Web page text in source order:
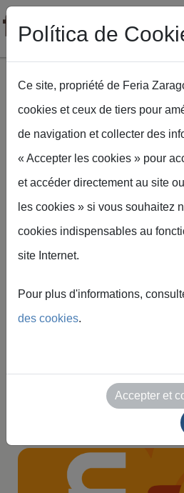
Aller au contenu principal
Fil d'Ariane
FIGAN 2027 renouvelle son
commercialisation des espaces
Feria de Zaragoza
FIGAN 2027
son image et
2026-04-26
Política de
Ce site, propriété de Feria
cookies et ceux de tiers pour
de navigation et collecter des
« Accepter les cookies » pour
et accéder directement au site
les cookies » si vous souhaitez
cookies indispensables au
site Internet.
Pour plus d'informations,
des cookies.
Accepter et